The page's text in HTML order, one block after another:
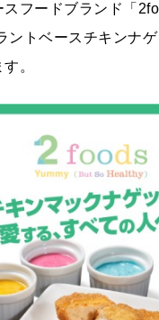
フードブランド「
トベースチキンナ
。